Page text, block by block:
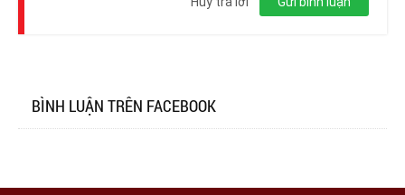
BÌNH LUẬN TRÊN FACEBOOK